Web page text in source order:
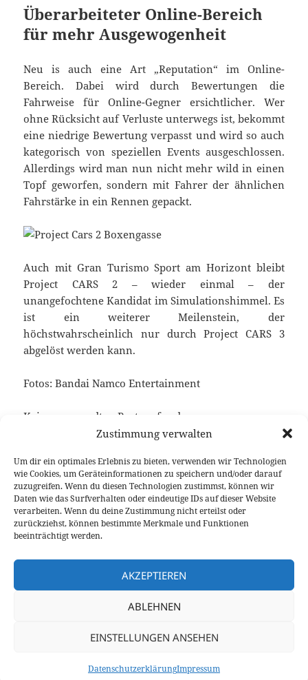
Zustimmung verwalten
Um dir ein optimales Erlebnis zu bieten, verwenden wir Technologien
wie Cookies, um Geräteinformationen zu speichern und/oder darauf
zuzugreifen. Wenn du diesen Technologien zustimmst, können wir
Daten wie das Surfverhalten oder eindeutige IDs auf dieser Website
verarbeiten. Wenn du deine Zustimmung nicht erteilst oder
zurückziehst, können bestimmte Merkmale und Funktionen
beeinträchtigt werden.
AKZEPTIEREN
ABLEHNEN
EINSTELLUNGEN ANSEHEN
DatenschutzerklärungImpressum
Überarbeiteter Online-Bereich
für mehr Ausgewogenheit
Neu is auch eine Art „Reputation“ im Online-
Bereich. Dabei wird durch Bewertungen die
Fahrweise für Online-Gegner ersichtlicher. Wer
ohne Rücksicht auf Verluste unterwegs ist, bekommt
eine niedrige Bewertung verpasst und wird so auch
kategorisch von speziellen Events ausgeschlossen.
Allerdings wird man nun nicht mehr wild in einen
Topf geworfen, sondern mit Fahrer der ähnlichen
Fahrstärke in ein Rennen gepackt.
Auch mit Gran Turismo Sport am Horizont bleibt
Project CARS 2 – wieder einmal – der
unangefochtene Kandidat im Simulationshimmel. Es
ist ein weiterer Meilenstein, der
höchstwahrscheinlich nur durch Project CARS 3
abgelöst werden kann.
Fotos: Bandai Namco Entertainment
Keine verwandten Posts gefunden.
Veröffentlicht
am
21. September 2017 Autor
Fabian Meßner Kategorien
Feature
Rennstrecke
Beitragsnavigation
VORHERIGER
Beitrag:
Kia Stonic 1.0 T-GDI im ersten
Fahrbericht
Volvo XC40 ab 44.800 Euro bestellbar –
Frühjahr 2018 mit Dreizylinder
Datenschutzerklärung Stolz präsentiert von WordPress